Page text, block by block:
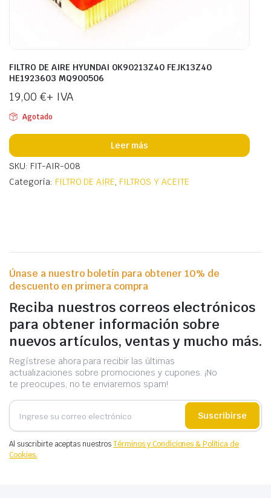
FILTRO DE AIRE HYUNDAI 0K90213Z40 FEJK13Z40
HE1923603 MQ900506
19,00 €+ IVA
Agotado
Leer más
SKU: FIT-AIR-008
Categoría: FILTRO DE AIRE, FILTROS Y ACEITE
Únase a nuestro boletín para obtener 10% de
descuento en primera compra
Reciba nuestros correos electrónicos
para obtener información sobre
nuevos artículos, ventas y mucho más.
Regístrese ahora para recibir las últimas
actualizaciones sobre promociones y cupones. ¡No
te preocupes, no te enviaremos spam!
Suscribirse
Al suscribirte aceptas nuestrosTérminos y Condiciones & Política de
Cookies.